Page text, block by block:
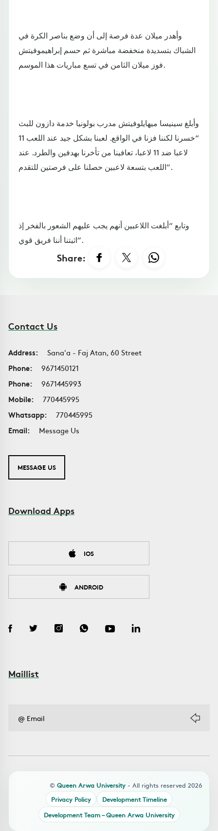
وأهدر ميلان عدة فرصة إلى أن وضع بناصر الكرة في
الشباك بتسديدة منخفضة مباشرة ثم حسم إبراهيموفيتش
فوز ميلان الثامن في تسع مباريات هذا الموسم.
وأبلغ سينيسا ميهايلوفيتش مدرب بولونيا خدمة دازون للبث
“خسرنا لكننا فزنا في الواقع. لعبنا بشكل جيد عند اللعب 11
لاعبا ضد 11 لاعبا، تعافينا من تأخرنا بهدفين والطرد. عند
اللعب بتسعة لاعبين حصلنا على فرصتين للتقدم”.
وتابع “أبلغت اللاعبين أنهم يجب عليهم الشعور بالفخر إذ
اثبتنا أننا فريق قوي”.
Share:
Contact Us
Address:
Sana'a - Faj Atan, 60 Street
Phone:
9671450121
Phone:
9671445993
Mobile:
770445995
Whatsapp:
770445995
Email:
Message Us
MESSAGE US
Download Apps
IOS
ANDROID
Maillist
© Queen Arwa University - All rights reserved 2026
Privacy Policy
Development Timeline
Development Team – Queen Arwa University